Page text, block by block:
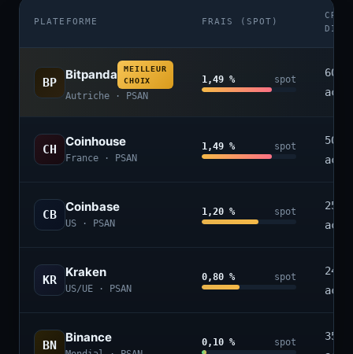
PLATEFORME FRAIS (SPOT)
BP
Bitpanda
MEILLEUR
CHOIX
Autriche · PSAN
1,49 % spot
600+
CH
Coinhouse
France · PSAN
1,49 % spot
50+
CB
Coinbase
US · PSAN
1,20 % spot
250+
KR
Kraken
US/UE · PSAN
0,80 % spot
240+
BN
Binance 0,10 % spot
350+